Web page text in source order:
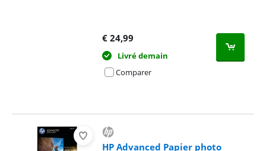
€ 24,99
Livré demain
Comparer
HP Advanced Papier photo